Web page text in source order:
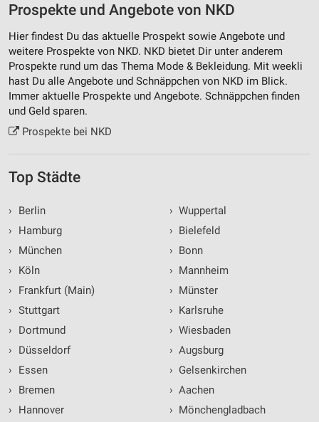
Prospekte und Angebote von NKD
Hier findest Du das aktuelle Prospekt sowie Angebote und
weitere Prospekte von NKD. NKD bietet Dir unter anderem
Prospekte rund um das Thema Mode & Bekleidung. Mit weekli
hast Du alle Angebote und Schnäppchen von NKD im Blick.
Immer aktuelle Prospekte und Angebote. Schnäppchen finden
und Geld sparen.
Prospekte bei NKD
Top Städte
›
Berlin
›
Hamburg
›
München
›
Köln
›
Frankfurt (Main)
› Stuttgart
›
Dortmund
›
Düsseldorf
›
Essen
›
Bremen
›
Hannover
› Wuppertal
› Bielefeld
› Bonn
› Mannheim
› Münster
› Karlsruhe
› Wiesbaden
› Augsburg
› Gelsenkirchen
› Aachen
› Mönchengladbach